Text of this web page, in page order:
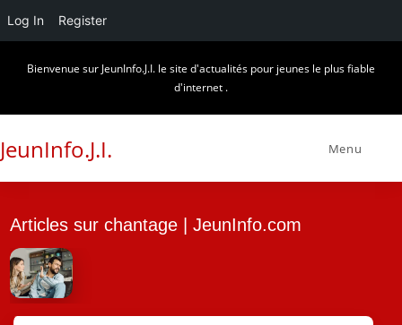
Log In Register
Bienvenue sur JeunInfo.J.I. le site d'actualités pour jeunes le plus fiable
d'internet .
JeunInfo.J.I. Menu
Articles sur chantage | JeunInfo.com